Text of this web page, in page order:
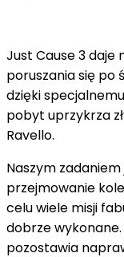
Just Cause 3 daje
poruszania się po
dzięki
pobyt uprzykrza
Ravello.
Naszym
przejmowanie
celu wiele misji
dobrze
pozostawia